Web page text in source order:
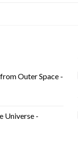
Outer Space -
Universe -